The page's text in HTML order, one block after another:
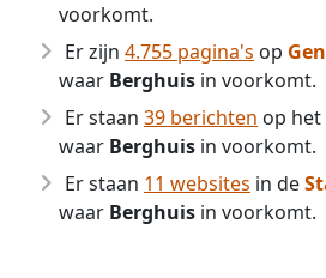
voorkomt.
Er zijn 4.755 pagina's op
waar Berghuis in voorkomt.
Er staan 39 berichten op het
waar Berghuis in voorkomt.
Er staan 11 websites in de
waar Berghuis in voorkomt.